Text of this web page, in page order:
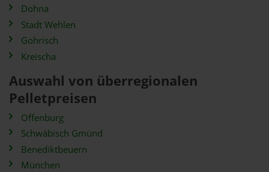
Dohna
Stadt Wehlen
Gohrisch
Kreischa
Auswahl von überregionalen
Pelletpreisen
Offenburg
Schwäbisch Gmünd
Benediktbeuern
München